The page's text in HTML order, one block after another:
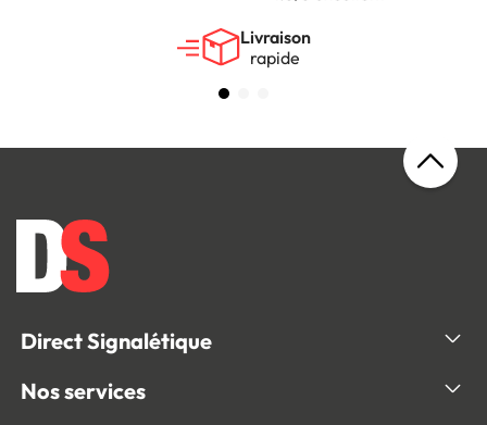
Livraison
rapide
Direct Signalétique
Nos services